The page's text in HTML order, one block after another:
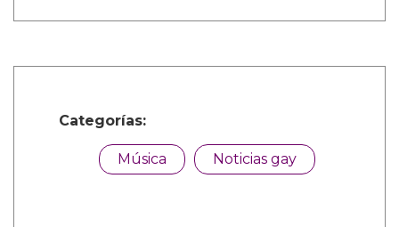
Categorías:
Música Noticias gay